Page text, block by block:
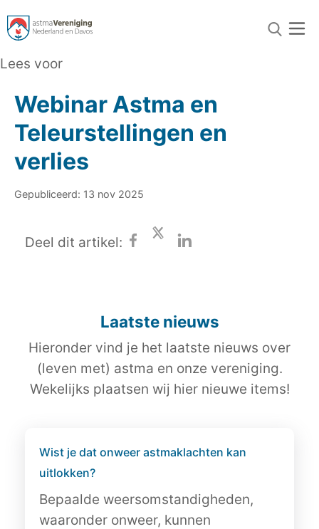
Lees voor
Webinar Astma en
Teleurstellingen en
verlies
Gepubliceerd: 13 nov 2025
Deel dit artikel:
Laatste nieuws
Hieronder vind je het laatste nieuws over
(leven met) astma en onze vereniging.
Wekelijks plaatsen wij hier nieuwe items!
Wist je dat onweer astmaklachten kan
uitlokken?
Bepaalde weersomstandigheden,
waaronder onweer, kunnen